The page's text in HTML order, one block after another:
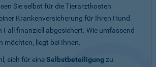
Sie selbst für die Tierarztkosten
Krankenversicherung für Ihren Hund
Fall finanziell abgesichert. Wie umfassend
möchten, liegt bei Ihnen.
sich für eineSelbstbeteiligung zu